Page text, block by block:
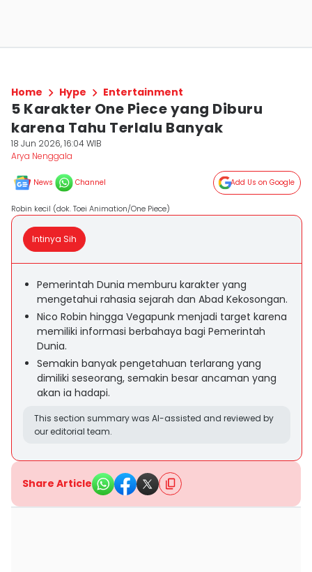
Home Hype Entertainment
5 Karakter One Piece yang Diburu
karena Tahu Terlalu Banyak
18 Jun 2026, 16:04 WIB
Arya Nenggala
News Channel Add Us on Google
Robin kecil (dok. Toei Animation/One Piece)
Intinya Sih
Pemerintah Dunia memburu karakter yang
mengetahui rahasia sejarah dan Abad Kekosongan.
Nico Robin hingga Vegapunk menjadi target karena
memiliki informasi berbahaya bagi Pemerintah
Dunia.
Semakin banyak pengetahuan terlarang yang
dimiliki seseorang, semakin besar ancaman yang
akan ia hadapi.
This section summary was AI-assisted and reviewed by
our editorial team.
Share Article